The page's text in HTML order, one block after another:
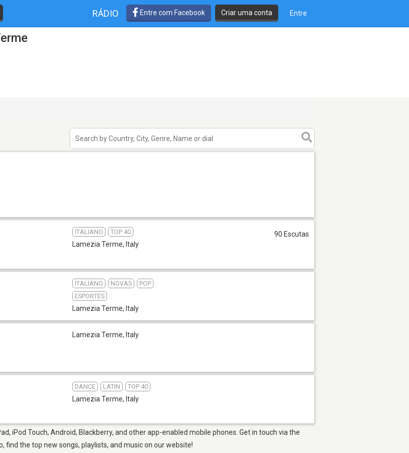
RÁDIO Entre com Facebook Criar uma conta Entre
ITALIANO TOP 40
Lamezia Terme, Italy
90 Escutas
ITALIANO NOVAS
POP
ESPORTES
Lamezia Terme, Italy
Lamezia Terme, Italy
DANCE LATIN TOP 40
Lamezia Terme, Italy
iPod Touch, Android, Blackberry, and other app-enabled mobile phones. Get in touch via the
find the top new songs, playlists, and music on our website!